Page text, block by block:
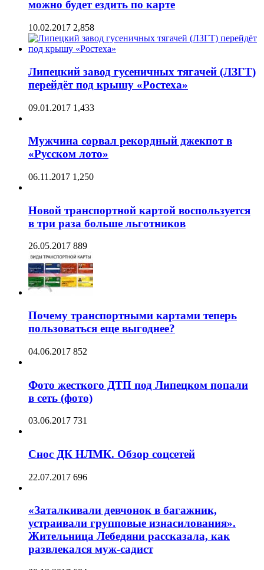
можно будет ездить по карте
10.02.2017 2,858
Липецкий завод гусеничных тягачей (ЛЗГТ)
перейдёт под крышу «Ростеха»
09.01.2017 1,433
Мужчина сорвал рекордный джекпот в
«Русском лото»
06.11.2017 1,250
Новой транспортной картой воспользуется
в три раза больше льготников
26.05.2017 889
Почему транспортными картами теперь
пользоваться еще выгоднее?
04.06.2017 852
Фото жесткого ДТП под Липецком попали
в сеть (фото)
03.06.2017 731
Снос ДК НЛМК. Обзор соцсетей
22.07.2017 696
«Заталкивали девчонок в багажник,
устраивали групповые изнасилования».
Жительница Лебедяни рассказала, как
развлекался муж-садист